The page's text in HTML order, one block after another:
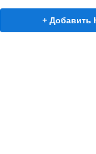
+ Добавить